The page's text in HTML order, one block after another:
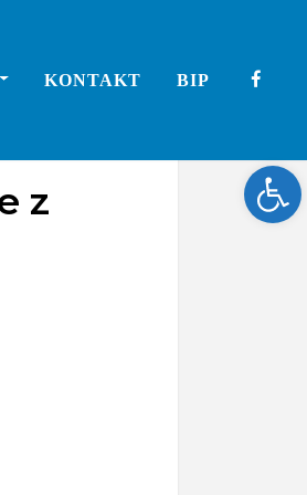
KONTAKT BIP
z